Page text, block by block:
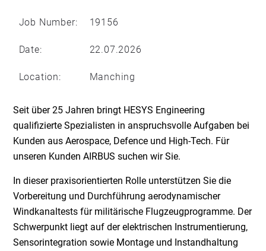
Job Number: 19156
Date: 22.07.2026
Location: Manching
Seit über 25 Jahren bringt HESYS Engineering
qualifizierte Spezialisten in anspruchsvolle Aufgaben bei
Kunden aus Aerospace, Defence und High-Tech. Für
unseren Kunden AIRBUS suchen wir Sie.
In dieser praxisorientierten Rolle unterstützen Sie die
Vorbereitung und Durchführung aerodynamischer
Windkanaltests für militärische Flugzeugprogramme. Der
Schwerpunkt liegt auf der elektrischen Instrumentierung,
Sensorintegration sowie Montage und Instandhaltung